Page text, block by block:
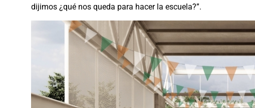
dijimos ¿qué nos queda para hacer la escuela?”.